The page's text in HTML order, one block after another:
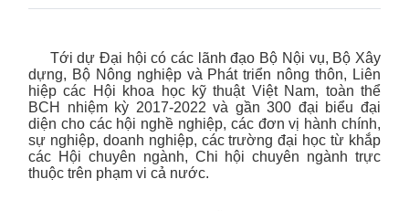
Tới dự Đại hội có các lãnh đạo Bộ Nội vụ, Bộ Xây
dựng, Bộ Nông nghiệp và Phát triển nông thôn, Liên
hiệp các Hội khoa học kỹ thuật Việt Nam, toàn thể
BCH nhiệm kỳ 2017-2022 và gần 300 đại biểu đại
diện cho các hội nghề nghiệp, các đơn vị hành chính,
sự nghiệp, doanh nghiệp, các trường đại học từ khắp
các Hội chuyên ngành, Chi hội chuyên ngành trực
thuộc trên phạm vi cả nước.